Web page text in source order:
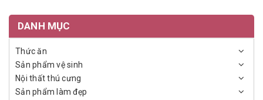
DANH MỤC
Thức ăn
Sản phẩm vệ sinh
Nội thất thú cưng
Sản phẩm làm đẹp